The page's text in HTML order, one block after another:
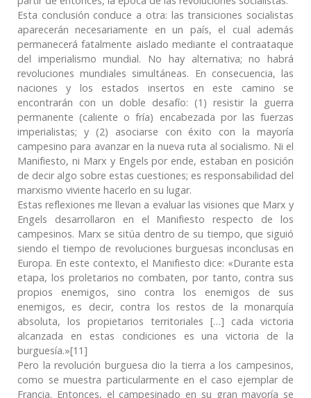
Esta conclusión conduce a otra: las transiciones socialistas
aparecerán necesariamente en un país, el cual además
permanecerá fatalmente aislado mediante el contraataque
del imperialismo mundial. No hay alternativa; no habrá
revoluciones mundiales simultáneas. En consecuencia, las
naciones y los estados insertos en este camino se
encontrarán con un doble desafío: (1) resistir la guerra
permanente (caliente o fría) encabezada por las fuerzas
imperialistas; y (2) asociarse con éxito con la mayoría
campesino para avanzar en la nueva ruta al socialismo. Ni el
Manifiesto, ni Marx y Engels por ende, estaban en posición
de decir algo sobre estas cuestiones; es responsabilidad del
marxismo viviente hacerlo en su lugar.
Estas reflexiones me llevan a evaluar las visiones que Marx y
Engels desarrollaron en el Manifiesto respecto de los
campesinos. Marx se sitúa dentro de su tiempo, que siguió
siendo el tiempo de revoluciones burguesas inconclusas en
Europa. En este contexto, el Manifiesto dice: «Durante esta
etapa, los proletarios no combaten, por tanto, contra sus
propios enemigos, sino contra los enemigos de sus
enemigos, es decir, contra los restos de la monarquía
absoluta, los propietarios territoriales […] cada victoria
alcanzada en estas condiciones es una victoria de la
burguesía.»[11]
Pero la revolución burguesa dio la tierra a los campesinos,
como se muestra particularmente en el caso ejemplar de
Francia. Entonces, el campesinado en su gran mayoría se